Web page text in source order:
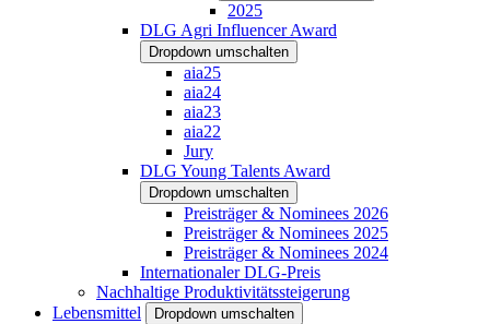
2025
DLG Agri Influencer Award
Dropdown umschalten
aia25
aia24
aia23
aia22
Jury
DLG Young Talents Award
Dropdown umschalten
Preisträger & Nominees 2026
Preisträger & Nominees 2025
Preisträger & Nominees 2024
Internationaler DLG-Preis
Nachhaltige Produktivitätssteigerung
Lebensmittel
Dropdown umschalten